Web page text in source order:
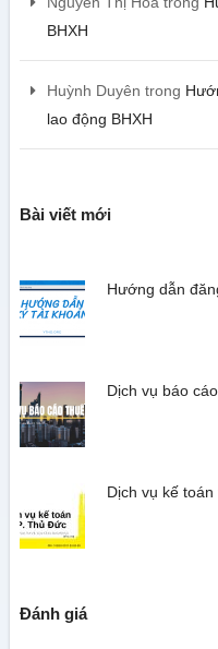
BHXH
Huỳnh Duyên trong
lao động BHXH
Bài viết mới
Hướng dẫn
Dịch vụ báo
Dịch vụ kế toán
Đánh giá